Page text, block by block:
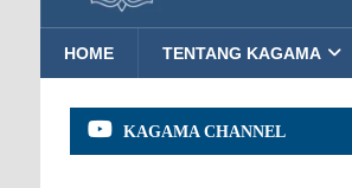
HOME TENTANG KAGAMA
KAGAMA CHANNEL